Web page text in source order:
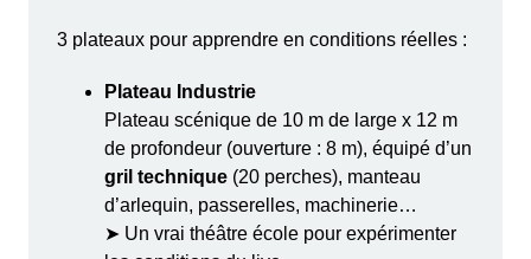
3 plateaux pour apprendre en conditions réelles :
Plateau Industrie
Plateau scénique de 10 m de large x 12 m
de profondeur (ouverture : 8 m), équipé d’un
gril technique (20 perches), manteau
d’arlequin, passerelles, machinerie…
➤ Un vrai théâtre école pour expérimenter